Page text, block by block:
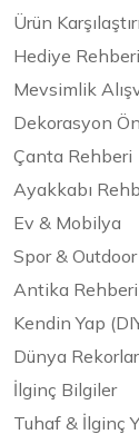
Ürün
Hediye Rehberi
Mevsimlik
Dekorasyon
Çanta Rehberi
Ayakkabı
Ev & Mobilya
Spor &
Antika Rehberi
Kendin Yap
Dünya
İlginç Bilgiler
Tuhaf & İlginç